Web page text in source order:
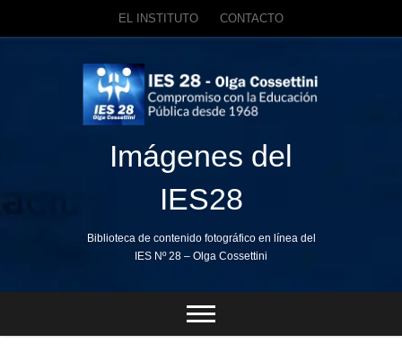
EL INSTITUTO
CONTACTO
Imágenes del
IES28
Biblioteca de contenido fotográfico en línea del
IES Nº 28 – Olga Cossettini